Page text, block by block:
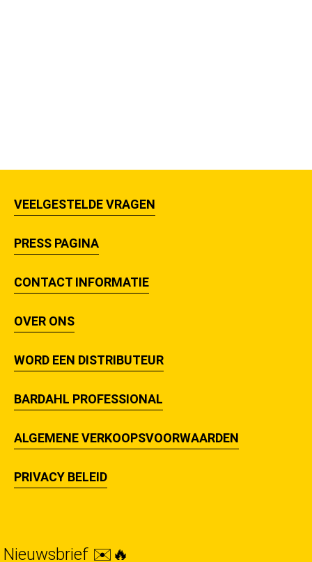
VEELGESTELDE VRAGEN
PRESS PAGINA
CONTACT INFORMATIE
OVER ONS
WORD EEN DISTRIBUTEUR
BARDAHL PROFESSIONAL
ALGEMENE VERKOOPSVOORWAARDEN
PRIVACY BELEID
Nieuwsbrief ✉️🔥